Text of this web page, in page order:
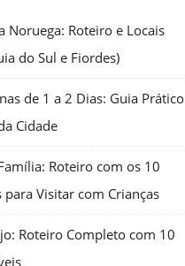
Noruega: Roteiro e Locais
do Sul e Fiordes)
de 1 a 2 Dias: Guia Prático
Cidade
Roteiro com os 10
Visitar com Crianças
Roteiro Completo com 10